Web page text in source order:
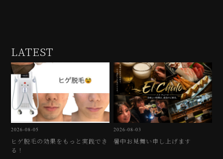
LATEST
2026-08-05
ヒゲ脱毛の効果をもっと実践でき
る！
2026-08-03
暑中お見舞い申し上げます